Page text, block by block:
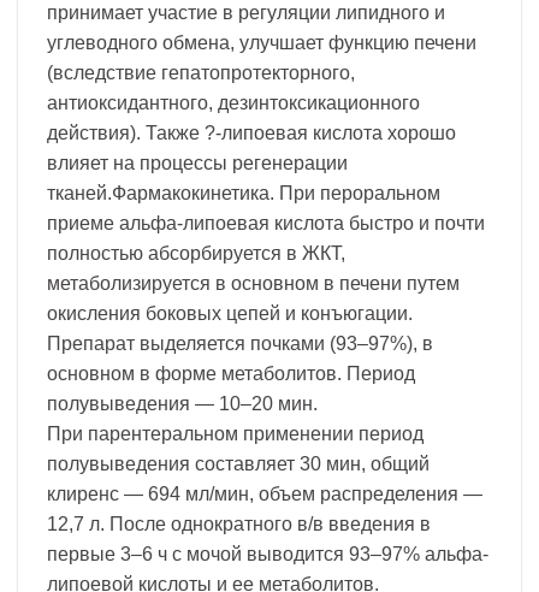
принимает участие в регуляции липидного и
углеводного обмена, улучшает функцию печени
(вследствие гепатопротекторного,
антиоксидантного, дезинтоксикационного
действия). Также ?-липоевая кислота хорошо
влияет на процессы регенерации
тканей.Фармакокинетика. При пероральном
приеме альфа-липоевая кислота быстро и почти
полностью абсорбируется в ЖКТ,
метаболизируется в основном в печени путем
окисления боковых цепей и конъюгации.
Препарат выделяется почками (93–97%), в
основном в форме метаболитов. Период
полувыведения — 10–20 мин.
При парентеральном применении период
полувыведения составляет 30 мин, общий
клиренс — 694 мл/мин, объем распределения —
12,7 л. После однократного в/в введения в
первые 3–6 ч с мочой выводится 93–97% альфа-
липоевой кислоты и ее метаболитов.